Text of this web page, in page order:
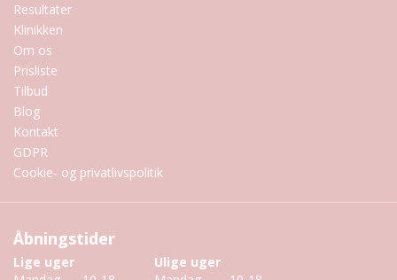
Resultater
Klinikken
Om os
Prisliste
Tilbud
Blog
Kontakt
GDPR
Cookie- og privatlivspolitik
Åbningstider
Lige uger
Ulige uger